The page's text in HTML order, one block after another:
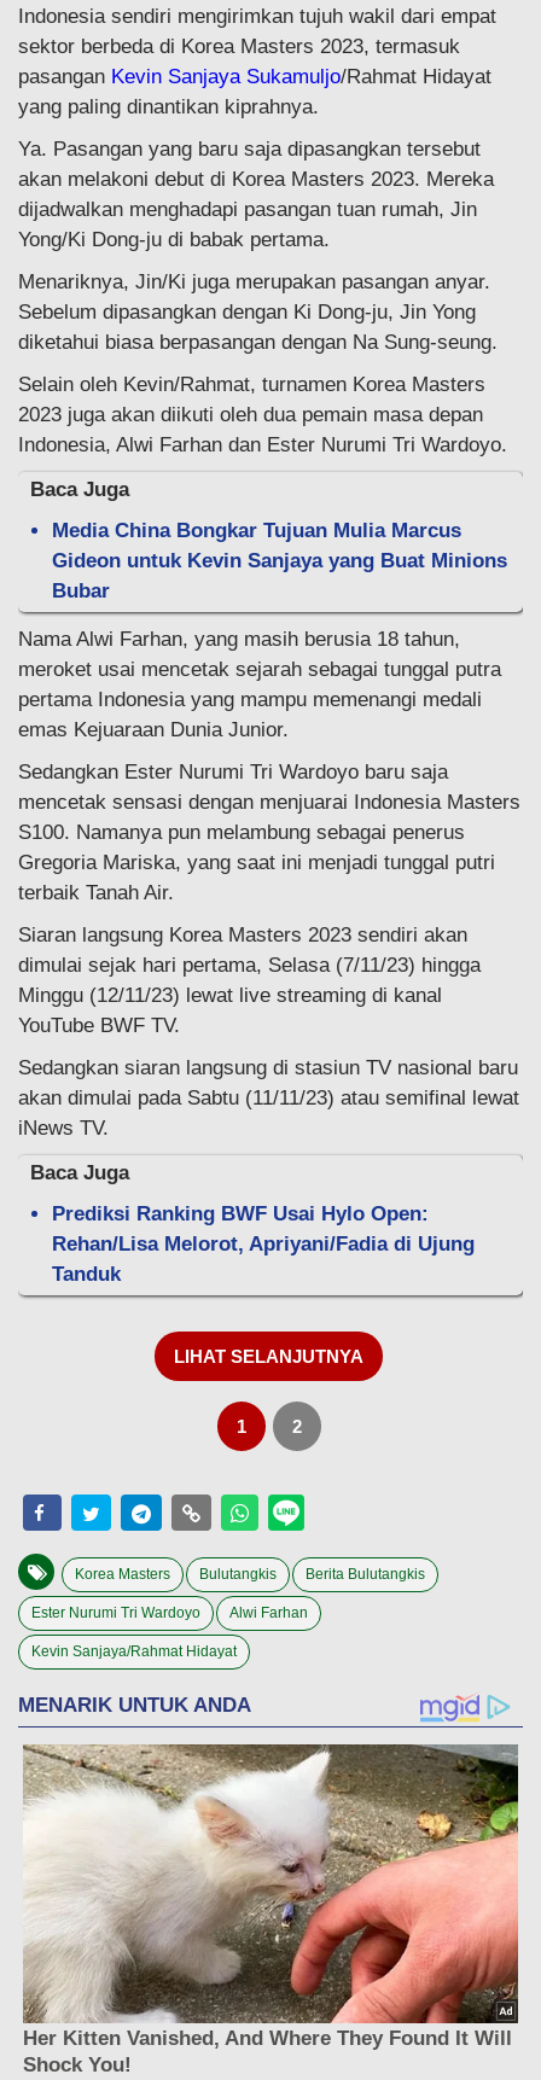
Indonesia sendiri mengirimkan tujuh wakil dari empat
sektor berbeda di Korea Masters 2023, termasuk
pasangan Kevin Sanjaya Sukamuljo/Rahmat Hidayat
yang paling dinantikan kiprahnya.
Ya. Pasangan yang baru saja dipasangkan tersebut
akan melakoni debut di Korea Masters 2023. Mereka
dijadwalkan menghadapi pasangan tuan rumah, Jin
Yong/Ki Dong-ju di babak pertama.
Menariknya, Jin/Ki juga merupakan pasangan anyar.
Sebelum dipasangkan dengan Ki Dong-ju, Jin Yong
diketahui biasa berpasangan dengan Na Sung-seung.
Selain oleh Kevin/Rahmat, turnamen Korea Masters
2023 juga akan diikuti oleh dua pemain masa depan
Indonesia, Alwi Farhan dan Ester Nurumi Tri Wardoyo.
Baca Juga
Media China Bongkar Tujuan Mulia Marcus
Gideon untuk Kevin Sanjaya yang Buat Minions
Bubar
Nama Alwi Farhan, yang masih berusia 18 tahun,
meroket usai mencetak sejarah sebagai tunggal putra
pertama Indonesia yang mampu memenangi medali
emas Kejuaraan Dunia Junior.
Sedangkan Ester Nurumi Tri Wardoyo baru saja
mencetak sensasi dengan menjuarai Indonesia Masters
S100. Namanya pun melambung sebagai penerus
Gregoria Mariska, yang saat ini menjadi tunggal putri
terbaik Tanah Air.
Siaran langsung Korea Masters 2023 sendiri akan
dimulai sejak hari pertama, Selasa (7/11/23) hingga
Minggu (12/11/23) lewat live streaming di kanal
YouTube BWF TV.
Sedangkan siaran langsung di stasiun TV nasional baru
akan dimulai pada Sabtu (11/11/23) atau semifinal lewat
iNews TV.
Baca Juga
Prediksi Ranking BWF Usai Hylo Open:
Rehan/Lisa Melorot, Apriyani/Fadia di Ujung
Tanduk
LIHAT SELANJUTNYA
1 2
Korea Masters Bulutangkis Berita Bulutangkis
Ester Nurumi Tri Wardoyo Alwi Farhan
Kevin Sanjaya/Rahmat Hidayat